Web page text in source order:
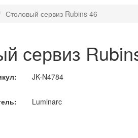
Столовый сервиз Rubins 46
сервиз
JK-N4784
Luminarc